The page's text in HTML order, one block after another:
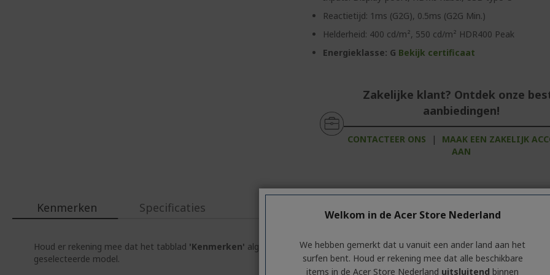
Reactietijd: 1ms (G2G), 0.5ms (G2G Min.)
Helderheid: 400 cd/m², 550 cd/m² HDR400 Peak
Energieklasse: G Bekijk certificaat
Zakelijke klant? Ontdek onze
aanbiedingen!
CONTACTEER ONS |
MAAK EEN ZAKELIJK
AAN
Kenmerken
Houd er rekening mee dat het tabblad 'Kenmerken' algemene informatie over de productserie bevat.Klikop het tabblad
geselecteerde model.
Specificaties Welkom in de Acer Store Nederland
We hebben gemerkt dat u vanuit een ander land aan het
surfen bent. Houd er rekening mee dat alle beschikbare
items in de Acer Store Nederland uitsluitend binnen